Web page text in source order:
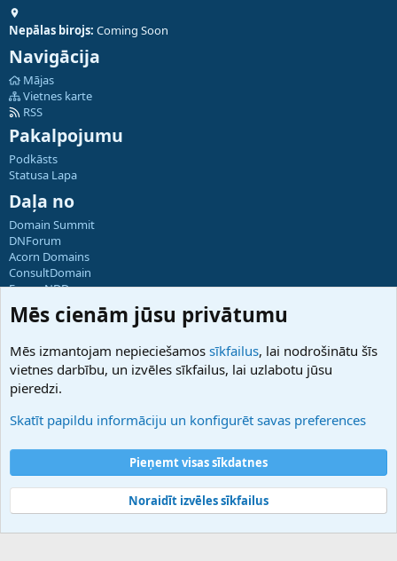
Nepālas birojs: Coming Soon
Navigācija
Mājas
Vietnes karte
RSS
Pakalpojumu
Podkāsts
Statusa Lapa
Daļa no
Domain Summit
DNForum
Acorn Domains
ConsultDomain
ForumNDD
Domainforum.ro
27.be
Hostmaria
Atbalsts
Palīdzība
Noteikumi un nosacījumi
Privātuma politika
Community platform by XenForo® © 2010-2025 XenForo Ltd.
Mēs cienām jūsu privātumu
Mēs izmantojam nepieciešamos sīkfailus, lai nodrošinātu šīs
vietnes darbību, un izvēles sīkfailus, lai uzlabotu jūsu
pieredzi.
Skatīt papildu informāciju un konfigurēt savas preferences
Pieņemt visas sīkdatnes
Noraidīt izvēles sīkfailus